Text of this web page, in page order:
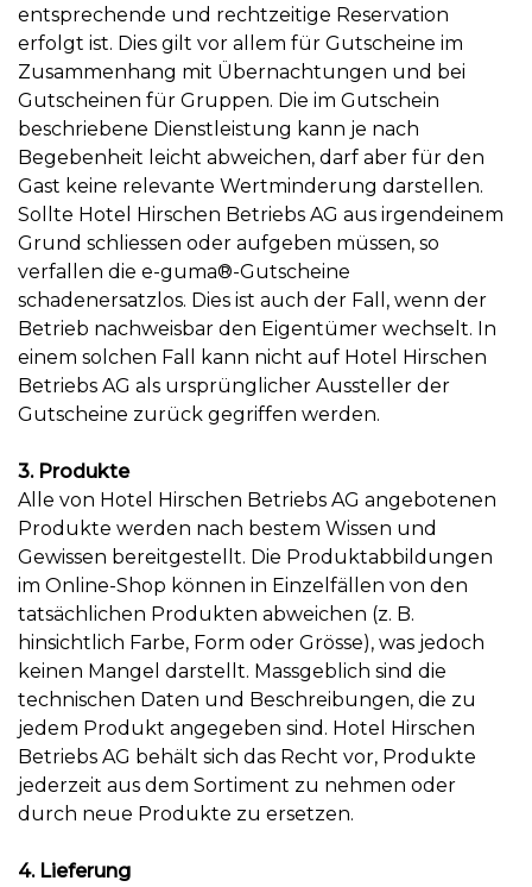
entsprechende und rechtzeitige Reservation
erfolgt ist. Dies gilt vor allem für Gutscheine im
Zusammenhang mit Übernachtungen und bei
Gutscheinen für Gruppen. Die im Gutschein
beschriebene Dienstleistung kann je nach
Begebenheit leicht abweichen, darf aber für den
Gast keine relevante Wertminderung darstellen.
Sollte Hotel Hirschen Betriebs AG aus irgendeinem
Grund schliessen oder aufgeben müssen, so
verfallen die e-guma®-Gutscheine
schadenersatzlos. Dies ist auch der Fall, wenn der
Betrieb nachweisbar den Eigentümer wechselt. In
einem solchen Fall kann nicht auf Hotel Hirschen
Betriebs AG als ursprünglicher Aussteller der
Gutscheine zurück gegriffen werden.
3. Produkte
Alle von Hotel Hirschen Betriebs AG angebotenen
Produkte werden nach bestem Wissen und
Gewissen bereitgestellt. Die Produktabbildungen
im Online-Shop können in Einzelfällen von den
tatsächlichen Produkten abweichen (z. B.
hinsichtlich Farbe, Form oder Grösse), was jedoch
keinen Mangel darstellt. Massgeblich sind die
technischen Daten und Beschreibungen, die zu
jedem Produkt angegeben sind. Hotel Hirschen
Betriebs AG behält sich das Recht vor, Produkte
jederzeit aus dem Sortiment zu nehmen oder
durch neue Produkte zu ersetzen.
4. Lieferung